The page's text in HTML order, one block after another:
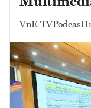
VnE TVPodcast